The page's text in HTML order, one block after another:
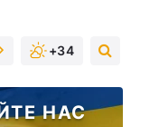
+34
НАС